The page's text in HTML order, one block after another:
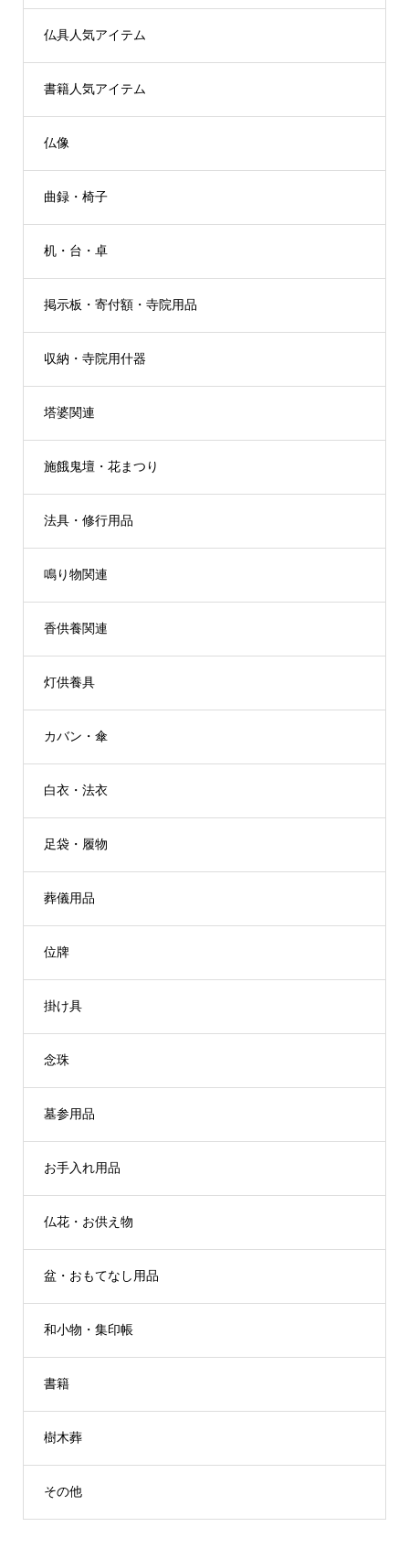
仏具人気アイテム
書籍人気アイテム
仏像
曲録・椅子
机・台・卓
掲示板・寄付額・寺院用品
収納・寺院用什器
塔婆関連
施餓鬼壇・花まつり
法具・修行用品
鳴り物関連
香供養関連
灯供養具
カバン・傘
白衣・法衣
足袋・履物
葬儀用品
位牌
掛け具
念珠
墓参用品
お手入れ用品
仏花・お供え物
盆・おもてなし用品
和小物・集印帳
書籍
樹木葬
その他